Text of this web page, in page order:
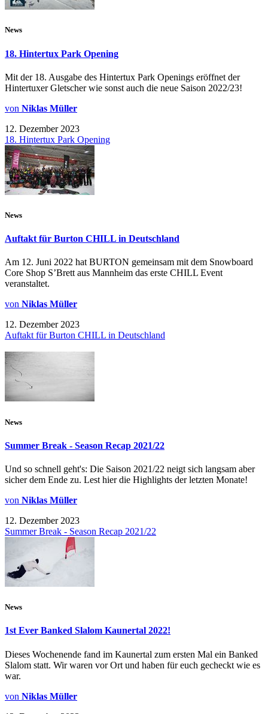
News
18. Hintertux Park Opening
Mit der 18. Ausgabe des Hintertux Park Openings eröffnet der
Hintertuxer Gletscher wie sonst auch die neue Saison 2022/23!
von Niklas Müller
12. Dezember 2023
18. Hintertux Park Opening
News
Auftakt für Burton CHILL in Deutschland
Am 12. Juni 2022 hat BURTON gemeinsam mit dem Snowboard
Core Shop S’Brett aus Mannheim das erste CHILL Event
veranstaltet.
von Niklas Müller
12. Dezember 2023
Auftakt für Burton CHILL in Deutschland
News
Summer Break - Season Recap 2021/22
Und so schnell geht's: Die Saison 2021/22 neigt sich langsam aber
sicher dem Ende zu. Lest hier die Highlights der letzten Monate!
von Niklas Müller
12. Dezember 2023
Summer Break - Season Recap 2021/22
News
1st Ever Banked Slalom Kaunertal 2022!
Dieses Wochenende fand im Kaunertal zum ersten Mal ein Banked
Slalom statt. Wir waren vor Ort und haben für euch gecheckt wie es
war.
von Niklas Müller